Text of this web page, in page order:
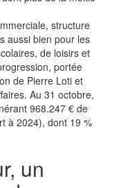
structure
aussi bien pour les
de loisirs et
portée
de Pierre Loti et
Au 31 octobre,
968.247 € de
à 2024), dont 19 %
un